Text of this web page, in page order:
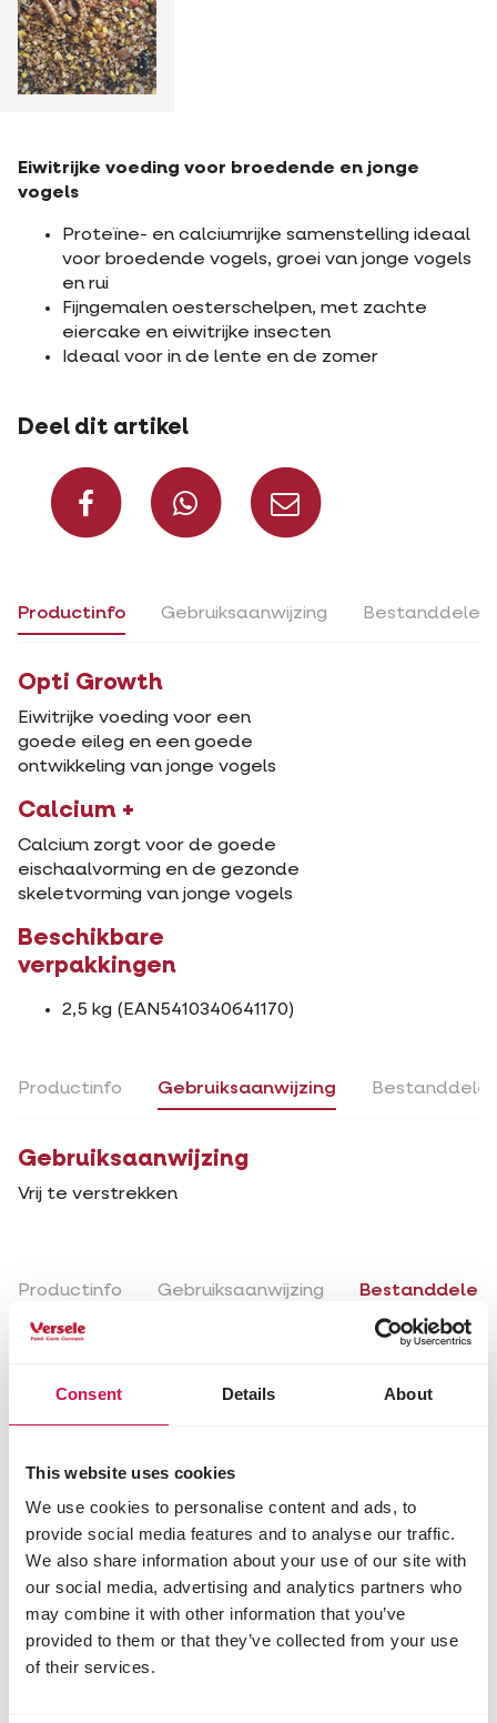
Consent Details About
This website uses cookies
We use cookies to personalise content and ads, to
provide social media features and to analyse our traffic.
We also share information about your use of our site with
our social media, advertising and analytics partners who
may combine it with other information that you’ve
provided to them or that they’ve collected from your use
of their services.
Eiwitrijke voeding voor broedende en jonge
vogels
Proteïne- en calciumrijke samenstelling ideaal
voor broedende vogels, groei van jonge vogels
en rui
Fijngemalen oesterschelpen, met zachte
eiercake en eiwitrijke insecten
Ideaal voor in de lente en de zomer
Deel dit artikel
Deel op Facebook
Deel via
Productinfo Gebruiksaanwijzing Bestanddelen
Opti Growth
Eiwitrijke voeding voor een
goede eileg en een goede
ontwikkeling van jonge vogels
Calcium +
Calcium zorgt voor de goede
eischaalvorming en de gezonde
skeletvorming van jonge vogels
Beschikbare
verpakkingen
2,5 kg (EAN5410340641170)
Productinfo Gebruiksaanwijzing
Gebruiksaanwijzing
Vrij te verstrekken
Productinfo Gebruiksaanwijzing Bestanddelen
gemalen biscuit (ei 4%)
millet
tarwevlokken
zonnebloempitten
kempzaad
gedroogde meelwormen (4%)
oesterschelpen (4%)
mais
gezuiverde varkensreuzel